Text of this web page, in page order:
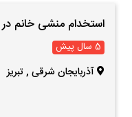
استخدام منشی خانم
5 سال پیش
آذربایجان شرقی ,تبریز